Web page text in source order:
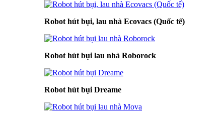
Robot hút bụi, lau nhà Ecovacs (Quốc tế)
Robot hút bụi lau nhà Roborock
Robot hút bụi Dreame